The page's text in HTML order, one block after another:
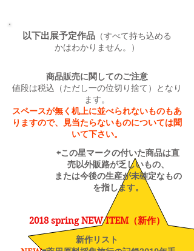
​以下出展予定作品 （すべて持ち込める
かはわかりません。）
商品販売に関してのご注意
値段は税込（ただし一の位切り捨て）となり
ます。
​スペースが無く机上に並べられないものもあ
りますので、見当たらないものについては聞
いて下さい。
⇦この星マークの付いた商品は直
売以外販路が乏しいもの、
または今後の生産が未確定なもの
を指します。
2018 spring NEW ITEM（新作）
新作リスト